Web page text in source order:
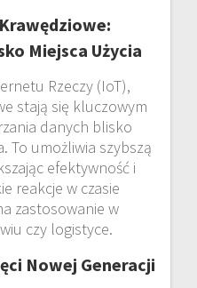
Miejsca Użycia
Rzeczy (IoT),
stają się kluczowym
danych blisko
To umożliwia szybszą
efektywność i
reakcje w czasie
zastosowanie w
czy logistyce.
Nowej Generacji